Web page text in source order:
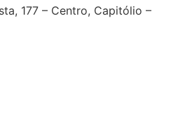
177 – Centro, Capitólio –